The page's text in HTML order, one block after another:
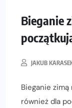
Bieganie
JAKUB
Bieganie
również dla